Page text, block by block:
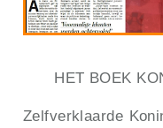
HET BOEK
Zelfverklaarde